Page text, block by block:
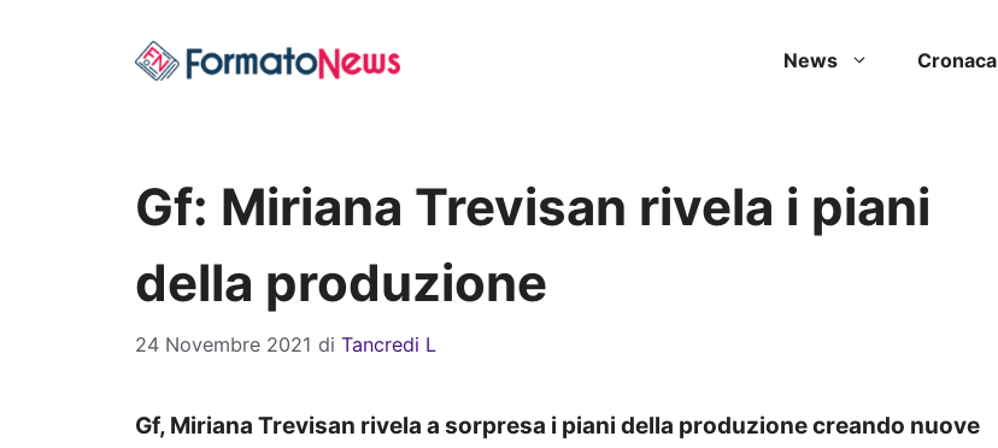
News Cronaca
Gf: Miriana Trevisan rivela i piani
della produzione
24 Novembre 2021 di Tancredi L
Gf, Miriana Trevisan rivela a sorpresa i piani della produzione creando nuove